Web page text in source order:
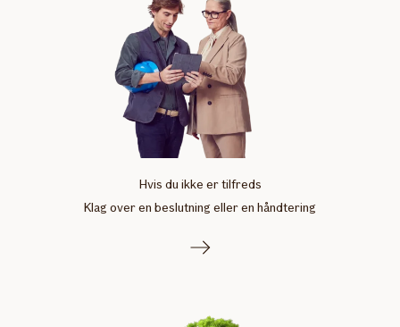
Hvis du ikke er tilfreds
Klag over en beslutning eller en håndtering